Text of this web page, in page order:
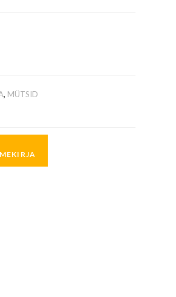
, MÜTSID